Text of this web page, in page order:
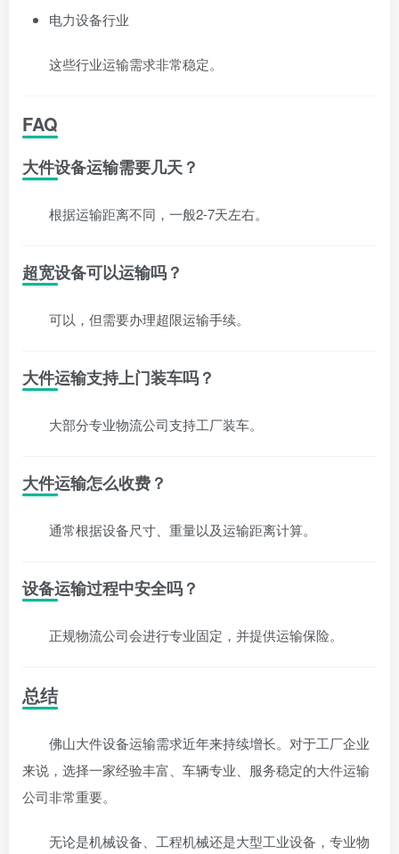
电力设备行业
这些行业运输需求非常稳定。
FAQ
大件设备运输需要几天？
根据运输距离不同，一般2-7天左右。
超宽设备可以运输吗？
可以，但需要办理超限运输手续。
大件运输支持上门装车吗？
大部分专业物流公司支持工厂装车。
大件运输怎么收费？
通常根据设备尺寸、重量以及运输距离计算。
设备运输过程中安全吗？
正规物流公司会进行专业固定，并提供运输保险。
总结
佛山大件设备运输需求近年来持续增长。对于工厂企业
来说，选择一家经验丰富、车辆专业、服务稳定的大件运输
公司非常重要。
无论是机械设备、工程机械还是大型工业设备，专业物